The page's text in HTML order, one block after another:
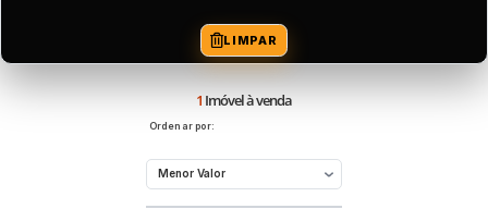
LIMPAR
1 Imóvel à venda
Ordenar por: